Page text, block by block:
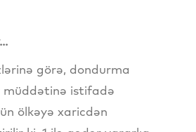
görə, dondurma
müddətinə istifadə
ölkəyə xaricdən